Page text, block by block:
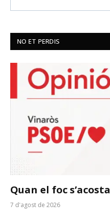
NO ET PERDIS
Quan el foc s’acosta
7 d'agost de 2026